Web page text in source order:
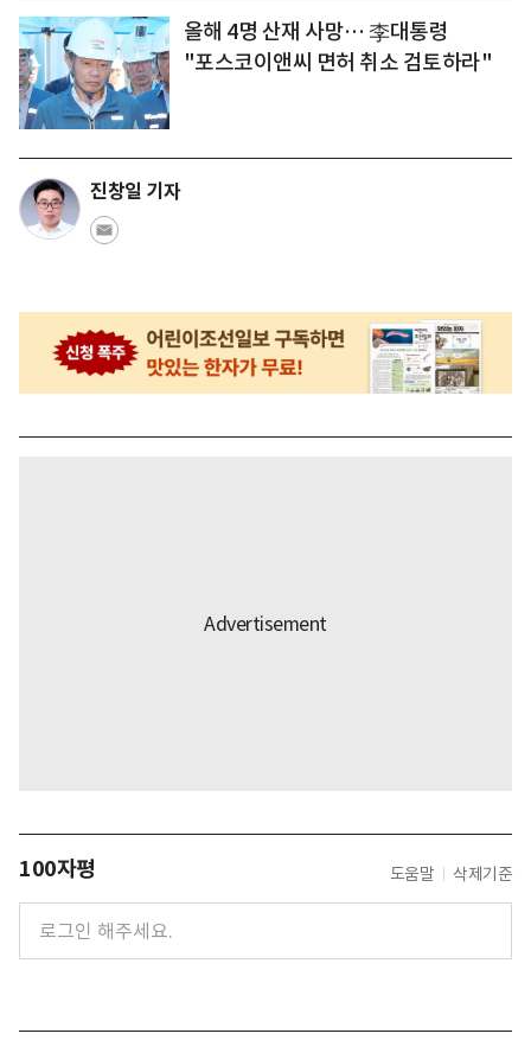
올해 4명 산재 사망… 李대통령
"포스코이앤씨 면허 취소 검토하라"
진창일 기자
100자평 도움말 삭제기준